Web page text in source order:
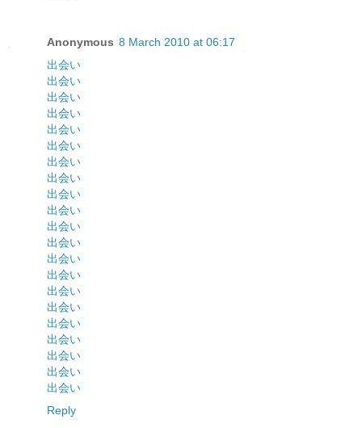
Anonymous 8 March 2010 at 06:17
出会い
出会い
出会い
出会い
出会い
出会い
出会い
出会い
出会い
出会い
出会い
出会い
出会い
出会い
出会い
出会い
出会い
出会い
出会い
出会い
出会い
Reply